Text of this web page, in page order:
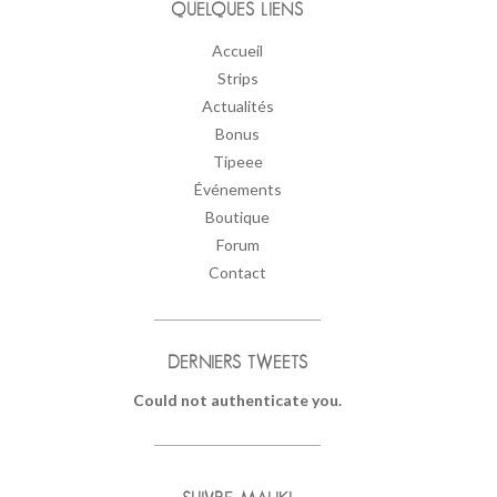
QUELQUES LIENS
Accueil
Strips
Actualités
Bonus
Tipeee
Événements
Boutique
Forum
Contact
DERNIERS TWEETS
Could not authenticate you.